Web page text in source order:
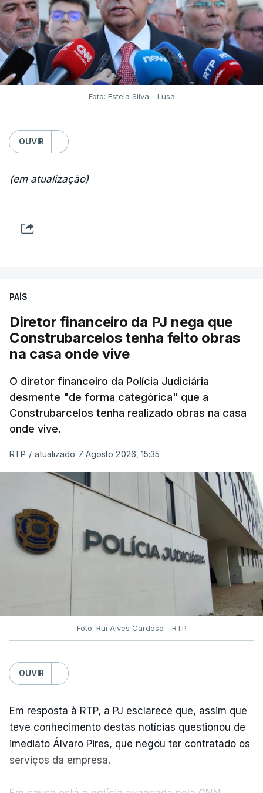
Foto: Estela Silva - Lusa
OUVIR
(em atualização)
PAÍS
Diretor financeiro da PJ nega que
Construbarcelos tenha feito obras
na casa onde vive
O diretor financeiro da Polícia Judiciária
desmente "de forma categórica" que a
Construbarcelos tenha realizado obras na casa
onde vive.
RTP / atualizado 7 Agosto 2026, 15:35
Foto: Rui Alves Cardoso - RTP
OUVIR
Em resposta à RTP, a PJ esclarece que, assim que
teve conhecimento destas notícias questionou de
imediato Álvaro Pires, que negou ter contratado os
serviços da empresa.